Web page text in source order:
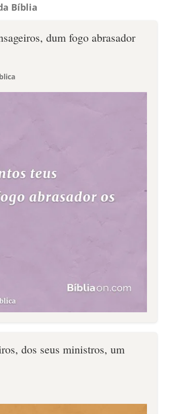
Bíblia
dum fogo abrasador
dos seus ministros, um